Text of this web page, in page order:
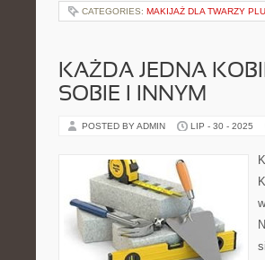
CATEGORIES: MAKIJAŻ DLA TWARZY
KAŻDA JEDNA
SOBIE I INNYM
POSTED BY ADMIN LIP - 30 - 2025